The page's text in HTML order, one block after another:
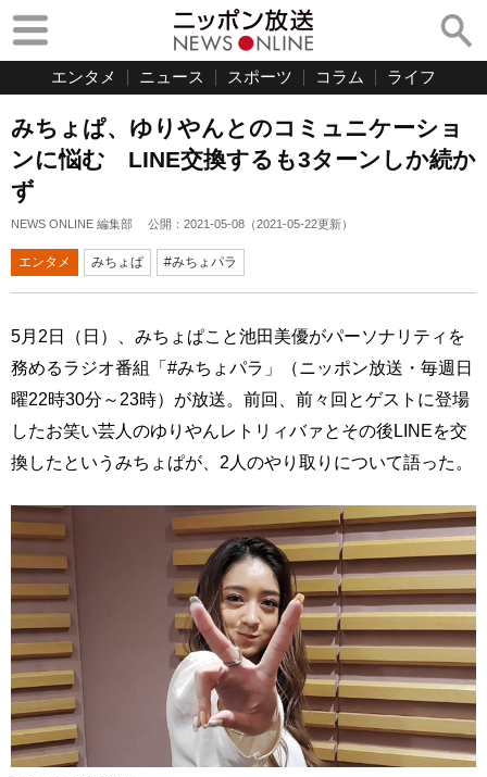
エンタメ ニュース スポーツ コラム ライフ
みちょぱ、ゆりやんとのコミュニケーショ
ンに悩む LINE交換するも3ターンしか続か
ず
NEWS ONLINE 編集部 公開： 2021-05-08 （2021-05-22更新）
エンタメ みちょぱ #みちょパラ
5月2日（日）、みちょぱこと池田美優がパーソナリティを
務めるラジオ番組「#みちょパラ」（ニッポン放送・毎週日
曜22時30分～23時）が放送。前回、前々回とゲストに登場
したお笑い芸人のゆりやんレトリィバァとその後LINEを交
換したというみちょぱが、2人のやり取りについて語った。